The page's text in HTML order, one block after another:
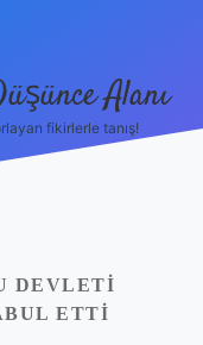
Alanı
fikirlerle tanış!
DEVLETI
ETTI